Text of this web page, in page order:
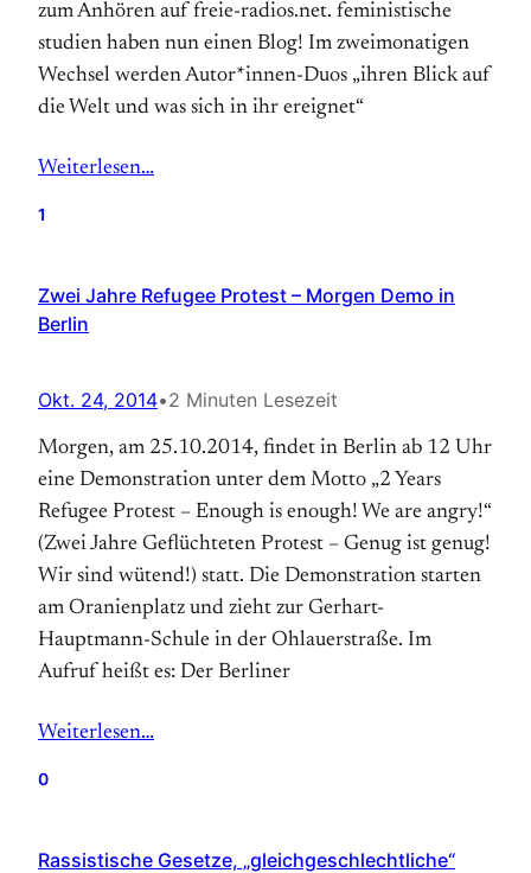
zum Anhören auf freie-radios.net. feministische
studien haben nun einen Blog! Im zweimonatigen
Wechsel werden Autor*innen-Duos „ihren Blick auf
die Welt und was sich in ihr ereignet“
Weiterlesen…
1
Zwei Jahre Refugee Protest – Morgen Demo in
Berlin
Okt. 24, 2014•2 Minuten Lesezeit
Morgen, am 25.10.2014, findet in Berlin ab 12 Uhr
eine Demonstration unter dem Motto „2 Years
Refugee Protest – Enough is enough! We are angry!“
(Zwei Jahre Geflüchteten Protest – Genug ist genug!
Wir sind wütend!) statt. Die Demonstration starten
am Oranienplatz und zieht zur Gerhart-
Hauptmann-Schule in der Ohlauerstraße. Im
Aufruf heißt es: Der Berliner
Weiterlesen…
0
Rassistische Gesetze, „gleichgeschlechtliche“